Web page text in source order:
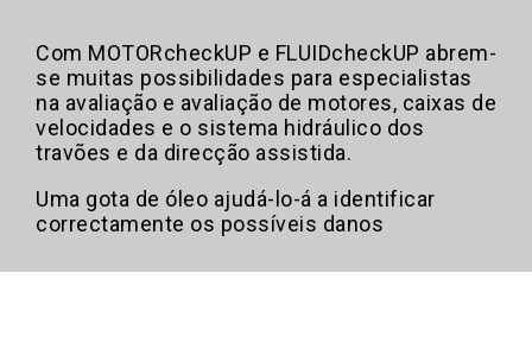
Com MOTORcheckUP e FLUIDcheckUP abrem-
se muitas possibilidades para especialistas
na avaliação e avaliação de motores, caixas de
velocidades e o sistema hidráulico dos
travões e da direcção assistida.
Uma gota de óleo ajudá-lo-á a identificar
correctamente os possíveis danos